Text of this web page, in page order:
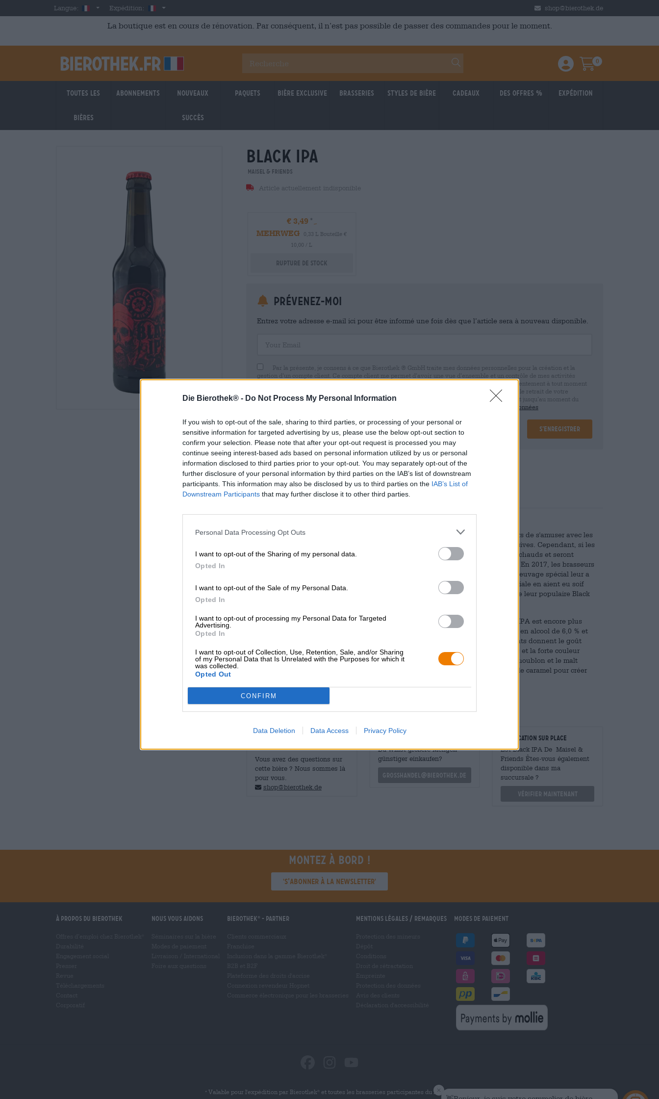
Die Bierothek® - Do Not Process My Personal Information
If you wish to opt-out of the sale, sharing to third parties, or processing of your personal or
sensitive information for targeted advertising by us, please use the below opt-out section to
confirm your selection. Please note that after your opt-out request is processed you may
continue seeing interest-based ads based on personal information utilized by us or personal
information disclosed to third parties prior to your opt-out. You may separately opt-out of the
further disclosure of your personal information by third parties on the IAB’s list of downstream
participants. This information may also be disclosed by us to third parties on the IAB’s List of
Downstream Participants that may further disclose it to other third parties.
Personal Data Processing Opt Outs
I want to opt-out of the Sharing of my personal data.
Opted In
I want to opt-out of the Sale of my Personal Data.
Opted In
I want to opt-out of processing my Personal Data for Targeted
Advertising.
Opted In
I want to opt-out of Collection, Use, Retention, Sale, and/or Sharing
of my Personal Data that Is Unrelated with the Purposes for which it
was collected.
Opted Out
CONFIRM
Data Deletion Data Access Privacy Policy
Skip to main contentLangue: FrenchExpédition: France shop@bierothek.de
La boutique est en cours de rénovation. Par conséquent, il n’est pas possible de passer des commandes pour le moment.
Einloggen / Anmelden
Warenkorb
0
Toutes les
bières
Abonnements Nouveaux
succès
Paquets Bière Exclusive Brasseries Styles de bière Cadeaux Des offres % Expédition
black ipa
Maisel & Friends
Article actuellement indisponible
€ 3,49
MEHRWEG
0,33 L Bouteille €
10,00 / L
Rupture de stock
Prévenez-moi
Entrez votre adresse e-mail ici pour être informé une fois dès que l’article sera à nouveau disponible.
Par la présente, je consens à ce que Bierothek ® GmbH traite mes données personnelles pour la création et la
gestion d’un compte client. Ce compte client me permet d’avoir une vue d’ensemble et un contrôle de mes activités
commerciales et de mes données personnelles. Je suis conscient que je peux révoquer ce consentement à tout moment
avec effet pour l’avenir en envoyant un e-mail à shop@bierothek.de. Nous vous informons que le retrait de votre
consentement n’affecte pas la légalité du traitement effectué sur la base de votre consentement jusqu’au moment du
déclaration de protection des données
S’enregistrer
* Les prix incluent la TVA légale. PlusLivraisonplusDépôt€ 0,08
* Les prix incluent les droits d’accise
Description Info Critiques(0)
C'est une chose avec les bières spéciales limitées : elles permettent aux brasseurs de s'amuser avec les
ingrédients et les techniques sans risquer de pertes dues à des quantités excessives. Cependant, si les
bières sont trop bonnes, ces bières limitées se vendront comme des petits pains chauds et seront
bientôt épuisées. C’est ce qui s’est passé avec la Black IPA de Maisel & Friends. En 2017, les brasseurs
ont osé brasser un lot de bière de ce style encore très rare en Allemagne, et le breuvage spécial leur a
littéralement été arraché des mains. Après que les fans de la India Pale Ale spéciale en aient eu soif
pendant cinq ans, ils ont écouté les brasseurs et ont créé une nouvelle édition de leur populaire Black
Grâce à un raffinement inlassable de la recette, la deuxième version de la Black IPA est encore plus
sophistiquée et plus ronde que l'originale. La bière brune a une agréable teneur en alcool de 6,0 % et
apporte 50 unités d'amertume dans le verre. Six types de houblon impressionnants donnent le goût
particulier de la bière, trois types de malt assurent la stature, les arômes torréfiés et la forte couleur
acajou. Contrairement à l'India Pale Ale conventionnelle, dans cette variante, le houblon et le malt
jouent le premier rôle. Les fruits juteux se combinent avec le chocolat, le café et le caramel pour créer
BIÈRE
Vous avez des questions sur
cette bière ? Nous sommes là
pour vous.
shop@bierothek.de
Du willst größere Mengen
günstiger einkaufen?
grosshandel@bierothek.de
Vérification sur place
Est Black IPA De Maisel &
Friends Êtes-vous également
disponible dans ma
succursale ?
Vérifier maintenant
Montez à bord !
'S’abonner à la newsletter'
À propos du Bierothek Nous vous aidons Bierothek - Partner Mentions légales / Remarques Modes de paiement
* Valable pour l'expédition par Bierothek
et toutes les brasseries participantes du marché